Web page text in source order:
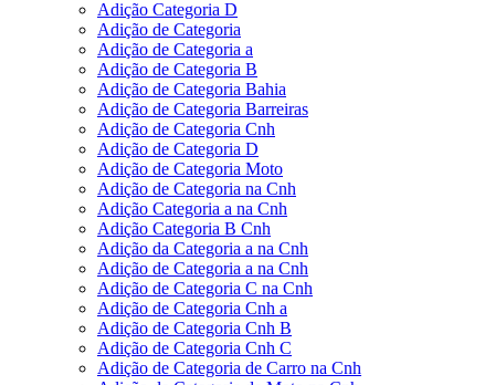
Adição Categoria D
Adição de Categoria
Adição de Categoria a
Adição de Categoria B
Adição de Categoria Bahia
Adição de Categoria Barreiras
Adição de Categoria Cnh
Adição de Categoria D
Adição de Categoria Moto
Adição de Categoria na Cnh
Adição Categoria a na Cnh
Adição Categoria B Cnh
Adição da Categoria a na Cnh
Adição de Categoria a na Cnh
Adição de Categoria C na Cnh
Adição de Categoria Cnh a
Adição de Categoria Cnh B
Adição de Categoria Cnh C
Adição de Categoria de Carro na Cnh